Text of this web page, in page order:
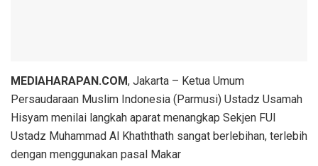
MEDIAHARAPAN.COM, Jakarta – Ketua Umum
Persaudaraan Muslim Indonesia (Parmusi) Ustadz Usamah
Hisyam menilai langkah aparat menangkap Sekjen FUI
Ustadz Muhammad Al Khaththath sangat berlebihan, terlebih
dengan menggunakan pasal Makar